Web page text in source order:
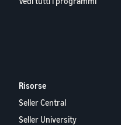
Risorse
Seller Central
Seller University